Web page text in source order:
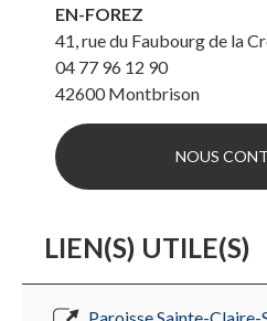
EN-FOREZ
41, rue du Faubourg de la
04 77 96 12 90
42600 Montbrison
NOUS
LIEN(S) UTILE(S)